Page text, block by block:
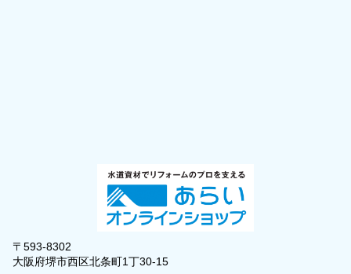
〒593-8302
大阪府堺市西区北条町1丁30-15